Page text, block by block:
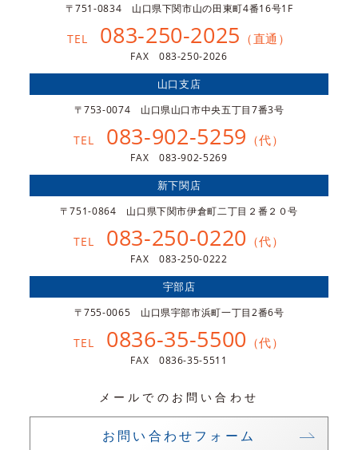
〒751-0834 山口県下関市山の田東町4番16号1F
TEL 083-250-2025 （直通）
FAX 083-250-2026
山口支店
〒753-0074 山口県山口市中央五丁目7番3号
TEL 083-902-5259 （代）
FAX 083-902-5269
新下関店
〒751-0864 山口県下関市伊倉町二丁目２番２０号
TEL 083-250-0220 （代）
FAX 083-250-0222
宇部店
〒755-0065 山口県宇部市浜町一丁目2番6号
TEL 0836-35-5500 （代）
FAX 0836-35-5511
メールでのお問い合わせ
お問い合わせフォーム